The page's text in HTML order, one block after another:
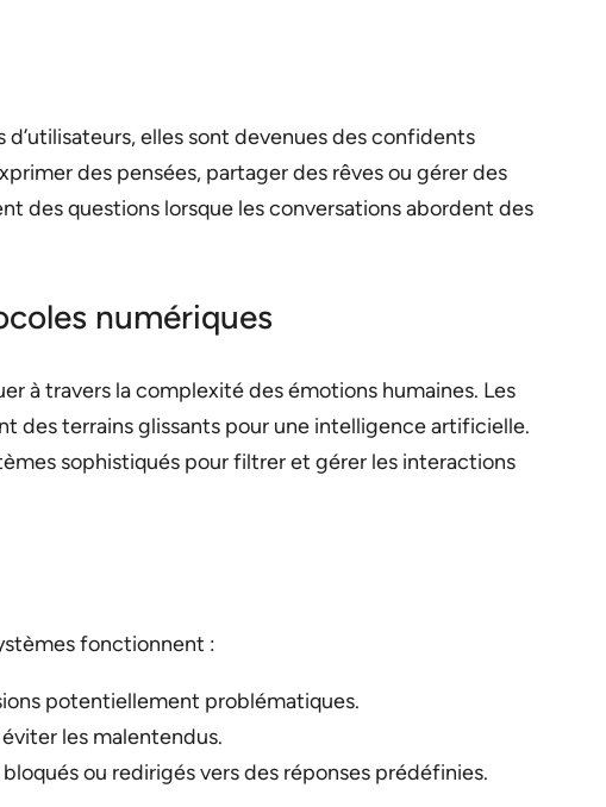
elles sont devenues des confidents
des pensées, partager des rêves ou gérer des
des questions lorsque les conversations abordent des
numériques
à travers la complexité des émotions humaines. Les
des terrains glissants pour une intelligence artificielle.
sophistiqués pour filtrer et gérer les interactions
fonctionnent :
potentiellement problématiques.
les malentendus.
ou redirigés vers des réponses prédéfinies.